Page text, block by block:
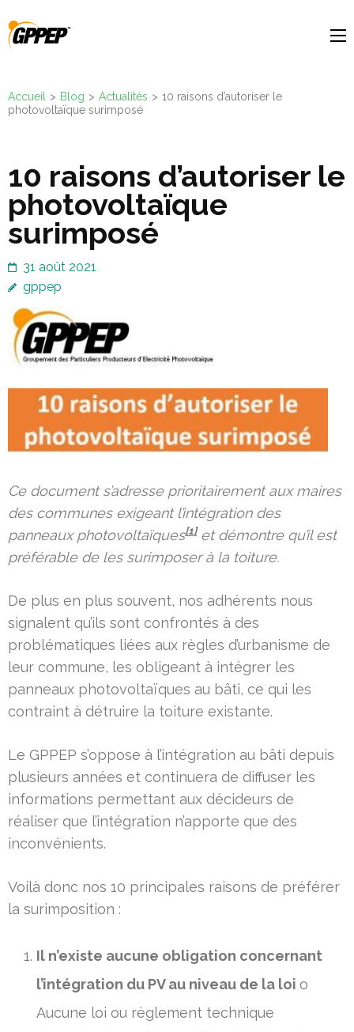
au
contenu
Entrée)
Accueil > Blog > Actualités > 10 raisons d’autoriser le
photovoltaïque surimposé
10 raisons d’autoriser le
photovoltaïque
surimposé
31 août 2021
gppep
Ce document s’adresse prioritairement aux maires
des communes exigeant l’intégration des
panneaux photovoltaïques[1]et démontre qu’il est
préférable de les surimposer à la toiture.
De plus en plus souvent, nos adhérents nous
signalent qu’ils sont confrontés à des
problématiques liées aux règles d’urbanisme de
leur commune, les obligeant à intégrer les
panneaux photovoltaïques au bâti, ce qui les
contraint à détruire la toiture existante.
Le GPPEP s’oppose à l’intégration au bâti depuis
plusieurs années et continuera de diffuser les
informations permettant aux décideurs de
réaliser que l’intégration n’apporte que des
inconvénients.
Voilà donc nos 10 principales raisons de préférer
la surimposition :
Il n’existe aucune obligation concernant
l’intégration du PV au niveau de la loi o
Aucune loi ou règlement technique